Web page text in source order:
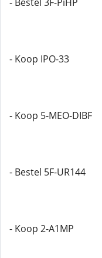
- Koop IPO-33
- Koop 5-MEO-DIBF
- Bestel 5F-UR144
- Koop 2-A1MP